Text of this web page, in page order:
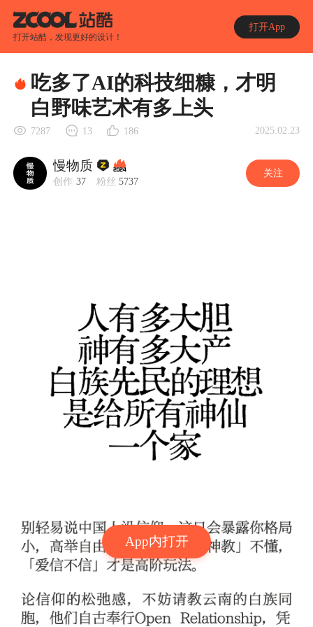
打开站酷，发现更好的设计！
打开App
App内打开
吃多了AI的科技细糠，才明
白野味艺术有多上头
7287 13 186 2025.02.23
慢物质
创作 37 粉丝 5737
关注